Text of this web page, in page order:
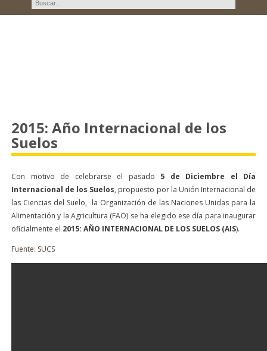
2015: Año Internacional de los
Suelos
Con motivo de celebrarse el pasado 5 de Diciembre el Día
Internacional de los Suelos, propuesto por la Unión Internacional de
las Ciencias del Suelo, la Organización de las Naciones Unidas para la
Alimentación y la Agricultura (FAO) se ha elegido ese día para inaugurar
oficialmente el 2015: AÑO INTERNACIONAL DE LOS SUELOS (AIS).
Fuente: SUCS